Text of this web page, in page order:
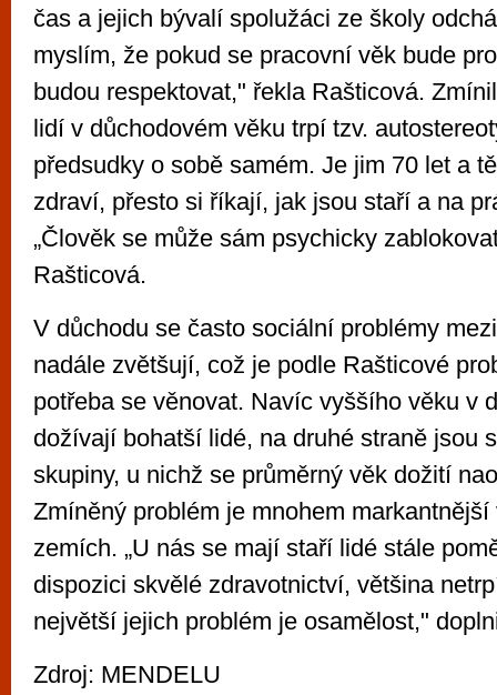
čas a jejich bývalí spolužáci ze školy
myslím, že pokud se pracovní věk bude
budou respektovat," řekla Rašticová.
lidí v důchodovém věku trpí tzv.
předsudky o sobě samém. Je jim 70 let a
zdraví, přesto si říkají, jak jsou staří a na
„Člověk se může sám psychicky
Rašticová.
V důchodu se často sociální problémy
nadále zvětšují, což je podle Rašticové
potřeba se věnovat. Navíc vyššího věku v
dožívají bohatší lidé, na druhé straně jsou
skupiny, u nichž se průměrný věk dožití
Zmíněný problém je mnohem
zemích. „U nás se mají staří lidé stále
dispozici skvělé zdravotnictví, většina
největší jejich problém je osamělost,"
Zdroj: MENDELU